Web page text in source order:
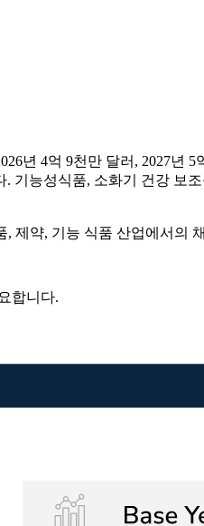
년 4억 9천만 달러, 2027년
기능성식품, 소화기 건강 보
약, 기능 식품 산업에서의
합니다.